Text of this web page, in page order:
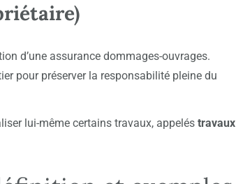
d’une assurance dommages-ouvrages.
pour préserver la responsabilité pleine du
lui-même certains travaux, appelés travaux